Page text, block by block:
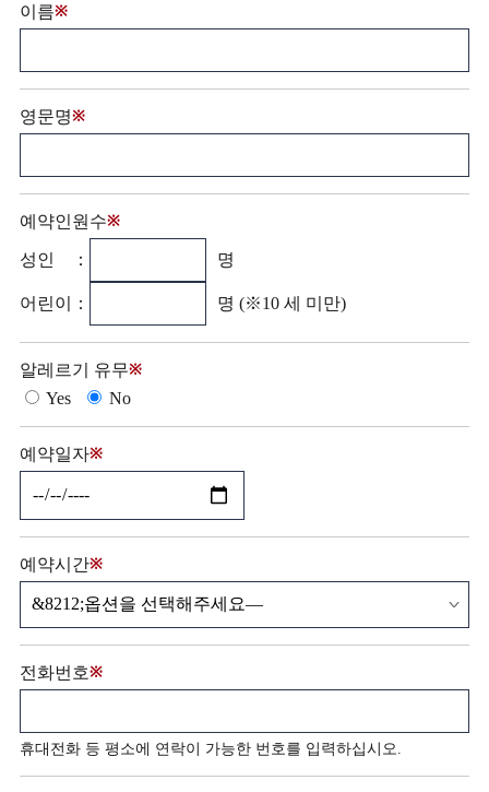
이름※
영문명※
예약인원수※
성인 ： 명
어린이： 명 (※10 세 미만)
알레르기 유무※
Yes No
예약일자※
예약시간※
전화번호※
휴대전화 등 평소에 연락이 가능한 번호를 입력하십시오.